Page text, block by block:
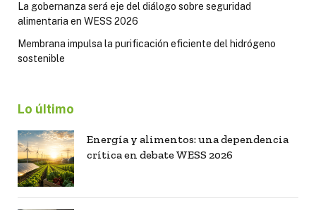
La gobernanza será eje del diálogo sobre seguridad
alimentaria en WESS 2026
Membrana impulsa la purificación eficiente del hidrógeno
sostenible
Lo último
Energía y alimentos: una dependencia
crítica en debate WESS 2026